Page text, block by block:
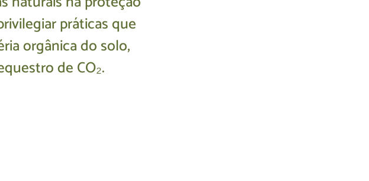
práticas que
orgânica do solo,
de CO₂.